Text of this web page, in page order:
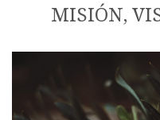
MISIÓN,